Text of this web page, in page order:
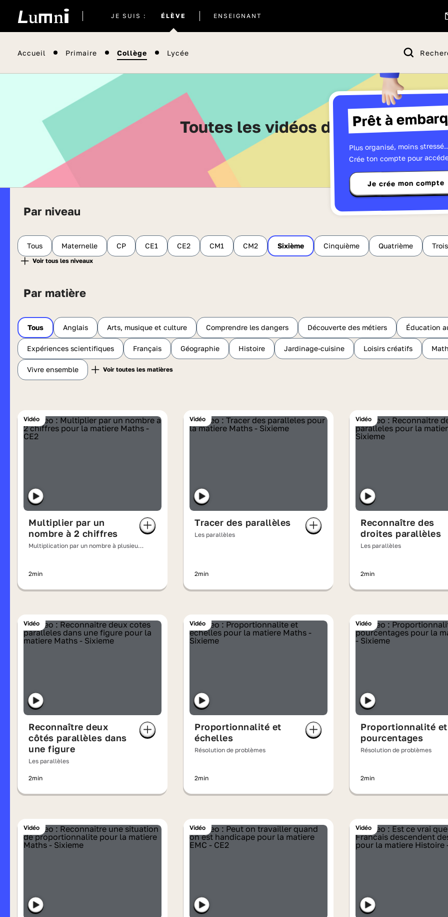
JE SUIS : ÉLÈVE
actuel
ENSEIGNANT
Accueil Primaire Collège Lycée
Prêt à
Plus organisé, moins
Crée ton compte pour
Je crée mon compte
Toutes les vidéos de Sixième -
Par niveau
Tous Maternelle CP CE1 CE2 CM1 CM2 Sixième Cinquième Quatrième
Par matière
Tous Anglais Arts, musique et culture Comprendre les dangers Découverte des métiers Éducation
Expériences scientifiques Français Géographie Histoire Jardinage-cuisine Loisirs créatifs
Vivre ensemble
Vidéo
Multiplier par un
nombre à 2 chiffres
Multiplication par un nombre à plusieurs
2min
Vidéo
Tracer des parallèles
Les parallèles
2min
Vidéo
Reconnaître des
droites parallèles
Les parallèles
2min
Vidéo
Reconnaître deux
côtés parallèles dans
une figure
Les parallèles
2min
Vidéo
Proportionnalité et
échelles
Résolution de problèmes
2min
Vidéo
Proportionnalité et
pourcentages
Résolution de problèmes
2min
Vidéo Vidéo Vidéo